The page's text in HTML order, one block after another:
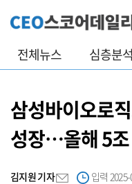
전체뉴스 심층분석
삼성바이오로
성장…올해 5조
김지원 기자 입력